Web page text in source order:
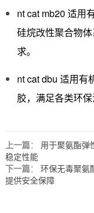
nt cat mb20 适用
硅烷改性聚合物
求。
nt cat dbu 适用有
胶，满足各类环保
上一篇： 用于聚氨酯弹
稳定性能
下一篇： 环保无毒聚氨
提供安全保障